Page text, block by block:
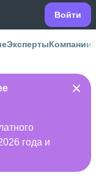
Войти
ЭкспертыКомпании
года и